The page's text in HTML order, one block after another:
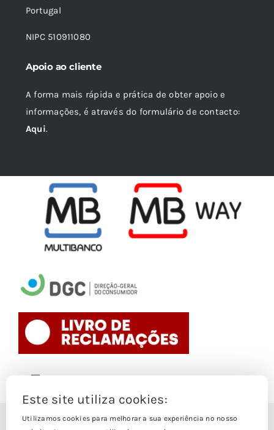
Portugal
NIPC 510911080
Apoio ao cliente
A forma mais rápida e prática de obter apoio e
informações, é através do formulário de contacto:
Aqui.
Navigation
© Copyright 1988- 2026
Este site utiliza cookies:
Utilizamos cookies para melhorar a sua experiência no nosso